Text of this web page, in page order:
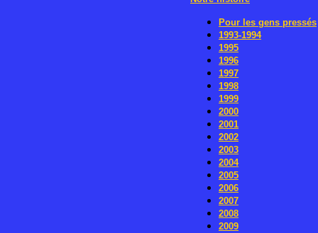
Pour les gens pressés
1993-1994
1995
1996
1997
1998
1999
2000
2001
2002
2003
2004
2005
2006
2007
2008
2009